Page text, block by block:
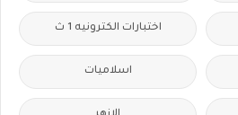
اختبارات الكترونيه 1 ث
اسلاميات